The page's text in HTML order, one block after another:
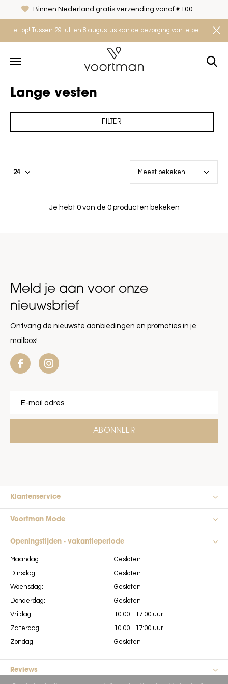
Let op! Tussen 29 juli en 8 augustus kan de bezorging van je bestelling iets langer duren. Houd rekening met een levertijd van 2 tot 4 werkdagen.
Binnen Nederland gratis verzending vanaf €100
Lange vesten
FILTER
Je hebt 0 van de 0 producten bekeken
Meld je aan voor onze
nieuwsbrief
Ontvang de nieuwste aanbiedingen en promoties in je
mailbox!
ABONNEER
Klantenservice
Voortman Mode
Openingstijden - vakantieperiode
Maandag:
Dinsdag:
Woensdag:
Donderdag:
Vrijdag:
Zaterdag:
Zondag:
Gesloten
Gesloten
Gesloten
Gesloten
10:00 - 17:00 uur
10:00 - 17:00 uur
Gesloten
Reviews